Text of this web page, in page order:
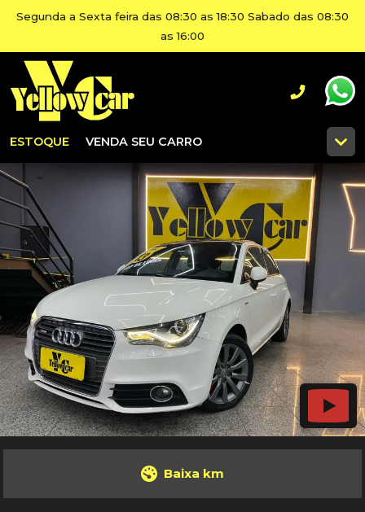
Segunda a Sexta feira das 08:30 as 18:30 Sabado das 08:30
as 16:00
ESTOQUE VENDA SEU CARRO
Baixa km